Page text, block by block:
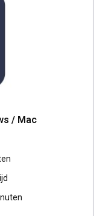
/ Mac